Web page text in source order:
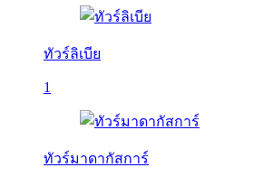
ทัวร์ลิเบีย
1
ทัวร์มาดากัสการ์